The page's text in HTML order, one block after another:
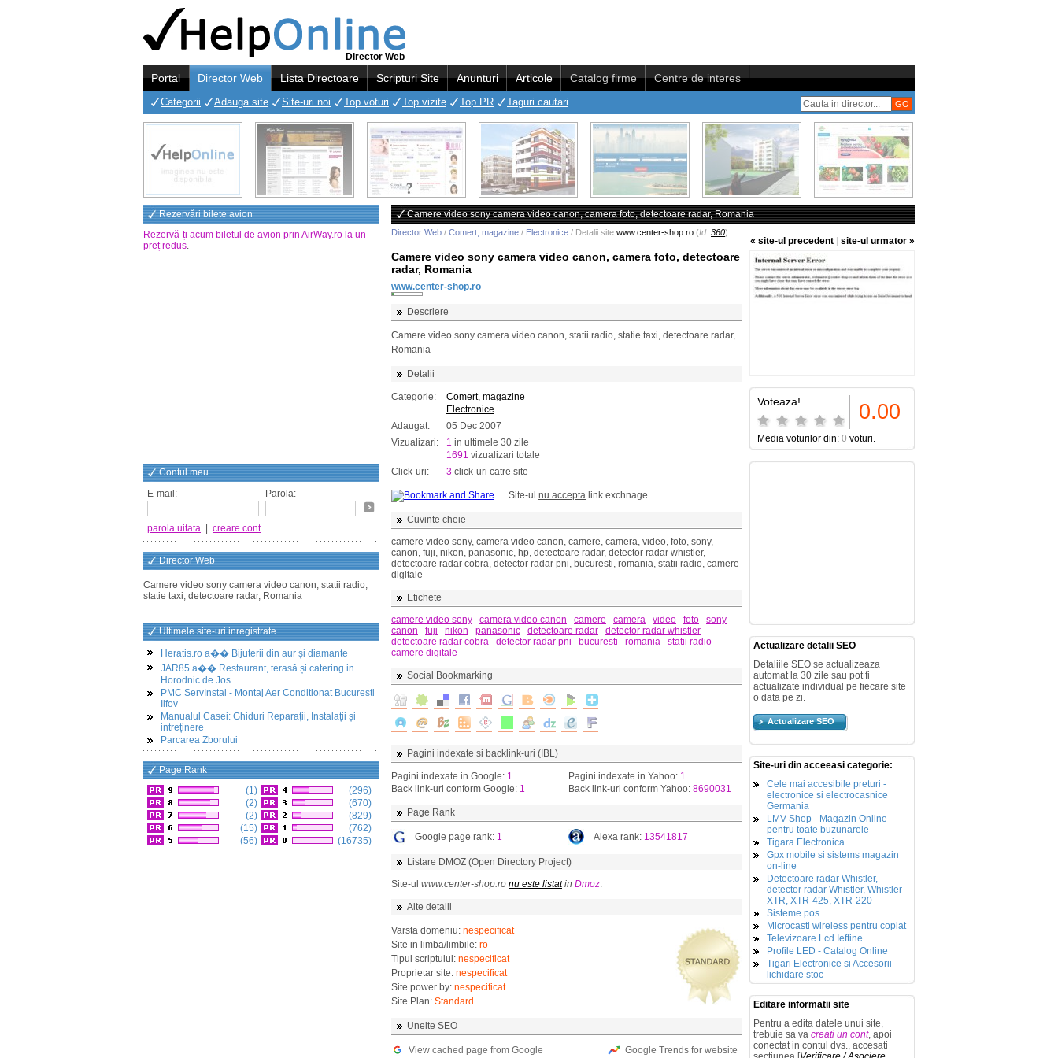
Director Web
Portal Director Web Lista Directoare Scripturi Site Anunturi Articole Catalog firme Centre de interes
Categorii Adauga site Site-uri noi Top voturi Top vizite Top PR Taguri cautari
Rezervări bilete avion
Rezervă-ți acum biletul de avion prin AirWay.ro la un
preț redus.
Contul meu
E-mail:
Parola:
parola uitata creare cont
Director Web
Camere video sony camera video canon, statii radio,
statie taxi, detectoare radar, Romania
Ultimele site-uri inregistrate
Heratis.ro a�� Bijuterii din aur și diamante
JAR85 a�� Restaurant, terasă și catering in
Horodnic de Jos
PMC ServInstal - Montaj Aer Conditionat Bucuresti
Ilfov
Manualul Casei: Ghiduri Reparații, Instalații și
intreținere
Parcarea Zborului
Page Rank
(1)
(2)
(2)
(15)
(56)
(296)
(670)
(829)
(762)
(16735)
Camere video sony camera video canon, camera foto, detectoare radar, Romania
Director Web / Comert, magazine / Electronice / Detalii site www.center-shop.ro (Id: 360)
« site-ul precedent site-ul urmator »
Camere video sony camera video canon, camera foto, detectoare
radar, Romania
www.center-shop.ro
Descriere
Camere video sony camera video canon, statii radio, statie taxi, detectoare radar,
Romania
Detalii
Categorie:
Comert, magazine
Electronice
Adaugat:
05 Dec 2007
Vizualizari:
1 in ultimele 30 zile
1691 vizualizari totale
Click-uri:
3 click-uri catre site
Site-ul nu accepta link exchnage.
Cuvinte cheie
camere video sony, camera video canon, camere, camera, video, foto, sony,
canon, fuji, nikon, panasonic, hp, detectoare radar, detector radar whistler,
detectoare radar cobra, detector radar pni, bucuresti, romania, statii radio, camere
digitale
Etichete
camere video sony
camera video canon camere camera video foto
sony
canon
fuji nikon panasonic detectoare radar
detector radar whistler
detectoare radar cobra
detector radar pni bucuresti romania
statii radio
camere digitale
Social Bookmarking
Pagini indexate si backlink-uri (IBL)
Pagini indexate in Google: 1
Back link-uri conform Google: 1
Pagini indexate in Yahoo: 1
Back link-uri conform Yahoo: 8690031
Page Rank
Google page rank: 1 Alexa rank: 13541817
Listare DMOZ (Open Directory Project)
Site-ul www.center-shop.ro nu este listatin Dmoz.
Alte detalii
Varsta domeniu: nespecificat
Site in limba/limbile: ro
Tipul scriptului: nespecificat
Proprietar site: nespecificat
Site power by: nespecificat
Site Plan: Standard
Unelte SEO
View cached page from Google Google Trends for website
Voteaza! 0.00
Media voturilor din: 0 voturi.
Actualizare detalii SEO
Detaliile SEO se actualizeaza
automat la 30 zile sau pot fi
actualizate individual pe fiecare site
o data pe zi.
Actualizare SEO
Site-uri din acceeasi categorie:
Cele mai accesibile preturi -
electronice si electrocasnice
Germania
LMV Shop - Magazin Online
pentru toate buzunarele
Tigara Electronica
Gpx mobile si sistems magazin
on-line
Detectoare radar Whistler,
detector radar Whistler, Whistler
XTR, XTR-425, XTR-220
Sisteme pos
Microcasti wireless pentru copiat
Televizoare Lcd Ieftine
Profile LED - Catalog Online
Tigari Electronice si Accesorii -
lichidare stoc
Editare informatii site
Pentru a edita datele unui site,
trebuie sa va creati un cont, apoi
conectat in contul dvs., accesati